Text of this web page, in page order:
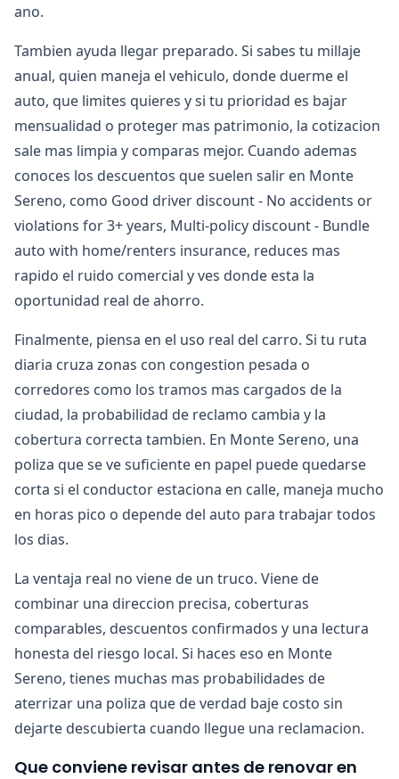
ano.
Tambien ayuda llegar preparado. Si sabes tu millaje
anual, quien maneja el vehiculo, donde duerme el
auto, que limites quieres y si tu prioridad es bajar
mensualidad o proteger mas patrimonio, la cotizacion
sale mas limpia y comparas mejor. Cuando ademas
conoces los descuentos que suelen salir en Monte
Sereno, como Good driver discount - No accidents or
violations for 3+ years, Multi-policy discount - Bundle
auto with home/renters insurance, reduces mas
rapido el ruido comercial y ves donde esta la
oportunidad real de ahorro.
Finalmente, piensa en el uso real del carro. Si tu ruta
diaria cruza zonas con congestion pesada o
corredores como los tramos mas cargados de la
ciudad, la probabilidad de reclamo cambia y la
cobertura correcta tambien. En Monte Sereno, una
poliza que se ve suficiente en papel puede quedarse
corta si el conductor estaciona en calle, maneja mucho
en horas pico o depende del auto para trabajar todos
los dias.
La ventaja real no viene de un truco. Viene de
combinar una direccion precisa, coberturas
comparables, descuentos confirmados y una lectura
honesta del riesgo local. Si haces eso en Monte
Sereno, tienes muchas mas probabilidades de
aterrizar una poliza que de verdad baje costo sin
dejarte descubierta cuando llegue una reclamacion.
Que conviene revisar antes de renovar en